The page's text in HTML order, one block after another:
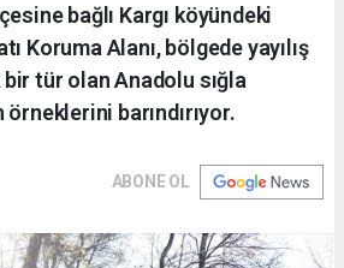
bağlı Kargı köyündeki
Koruma Alanı, bölgede yayılış
tür olan Anadolu sığla
örneklerini barındırıyor.
ABONE OL